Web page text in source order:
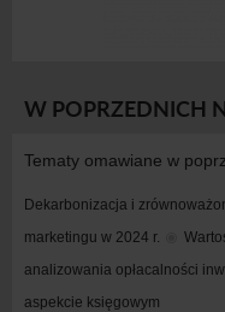
W POPRZEDNICH
Tematy omawiane w
Dekarbonizacja i
marketingu w 2024 r.
analizowania opłacalności
aspekcie księgowym